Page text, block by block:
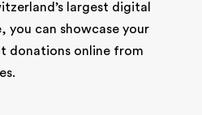
largest digital
you can showcase your
donations online from